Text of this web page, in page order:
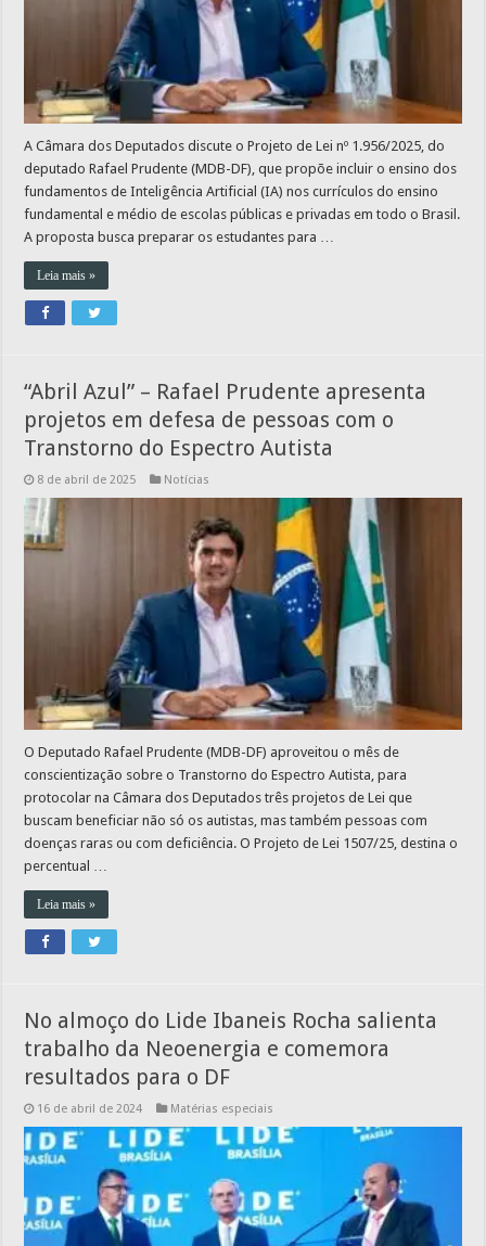
A Câmara dos Deputados discute o Projeto de Lei nº 1.956/2025, do
deputado Rafael Prudente (MDB-DF), que propõe incluir o ensino dos
fundamentos de Inteligência Artificial (IA) nos currículos do ensino
fundamental e médio de escolas públicas e privadas em todo o Brasil.
A proposta busca preparar os estudantes para …
Leia mais »
“Abril Azul” – Rafael Prudente apresenta
projetos em defesa de pessoas com o
Transtorno do Espectro Autista
8 de abril de 2025 Notícias
O Deputado Rafael Prudente (MDB-DF) aproveitou o mês de
conscientização sobre o Transtorno do Espectro Autista, para
protocolar na Câmara dos Deputados três projetos de Lei que
buscam beneficiar não só os autistas, mas também pessoas com
doenças raras ou com deficiência. O Projeto de Lei 1507/25, destina o
percentual …
Leia mais »
No almoço do Lide Ibaneis Rocha salienta
trabalho da Neoenergia e comemora
resultados para o DF
16 de abril de 2024 Matérias especiais